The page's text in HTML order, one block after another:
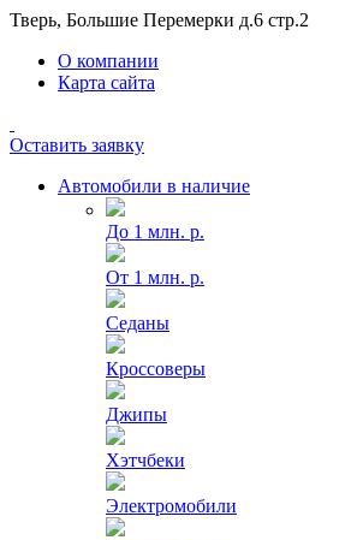
Тверь, Большие Перемерки д.6 стр.2
О компании
Карта сайта
Оставить заявку
Автомобили в наличие
До 1 млн. р.
От 1 млн. р.
Седаны
Кроссоверы
Джипы
Хэтчбеки
Электромобили